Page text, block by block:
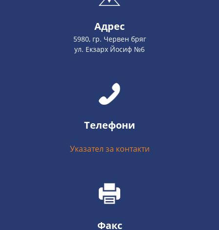
Адрес
5980, гр. Червен бряг
ул. Екзарх Йосиф №6
Телефони
Указател за контакти
Факс